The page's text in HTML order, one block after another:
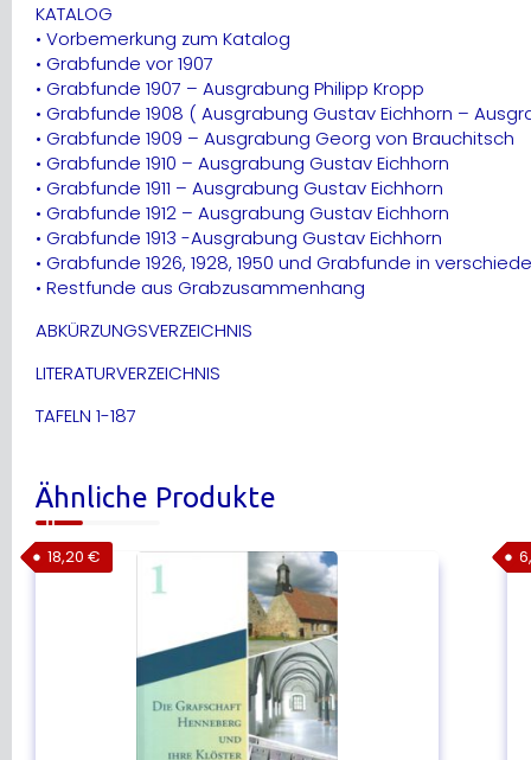
KATALOG
• Vorbemerkung zum Katalog
• Grabfunde vor 1907
• Grabfunde 1907 – Ausgrabung Philipp Kropp
• Grabfunde 1908 ( Ausgrabung Gustav Eichhorn –
• Grabfunde 1909 – Ausgrabung Georg von Brauchitsch
• Grabfunde 1910 – Ausgrabung Gustav Eichhorn
• Grabfunde 1911 – Ausgrabung Gustav Eichhorn
• Grabfunde 1912 – Ausgrabung Gustav Eichhorn
• Grabfunde 1913 -Ausgrabung Gustav Eichhorn
• Grabfunde 1926, 1928, 1950 und Grabfunde in
• Restfunde aus Grabzusammenhang
ABKÜRZUNGSVERZEICHNIS
LITERATURVERZEICHNIS
TAFELN 1-187
Ähnliche Produkte
18,20 €